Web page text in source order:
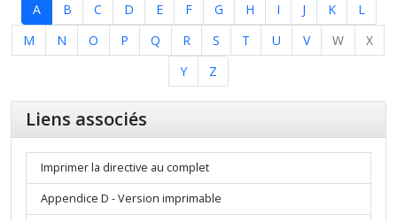
A B C D E F G H I J K
L
M
N O P Q R S T U V W
X
Y
Z
Liens associés
Imprimer la directive au complet
Appendice D - Version imprimable